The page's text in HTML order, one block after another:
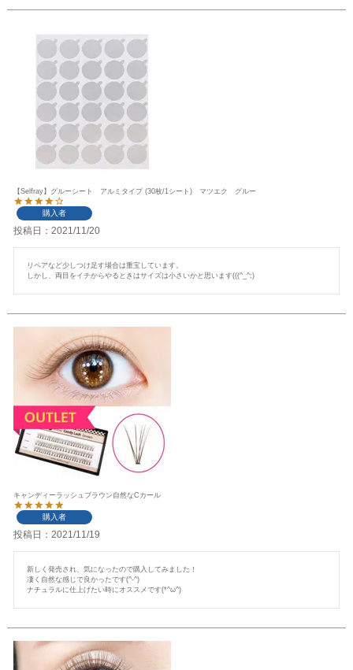
【Selfray】グルーシート アルミタイプ (30枚/1シート) マツエク グルー
購入者
投稿日 2021/11/20
リペアなど少しつけ足す場合は重宝しています。
しかし、両目をイチからやるときはサイズは小さいかと思います(((^_^;)
キャンディーラッシュブラウン自然なCカール
購入者
投稿日 2021/11/19
新しく発売され、気になったので購入してみました！
凄く自然な感じで良かったです(^-^)
ナチュラルに仕上げたい時にオススメです(*^ω^)